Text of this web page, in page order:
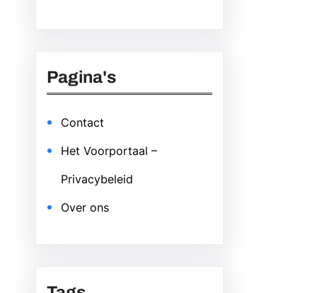
Pagina's
Contact
Het Voorportaal –
Privacybeleid
Over ons